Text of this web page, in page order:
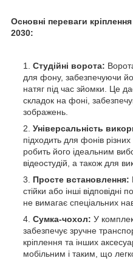
Основні переваги
2030:
Студійні ворота:
для фону, забезпечуючи
натяг під час зйомки. Це
складок на фоні,
зображень.
Універсальність
підходить для фонів
робить його ідеальним
відеостудій, а також для
Просте встановлення:
стійки або інші відповідні
не вимагає спеціальних
Сумка-чохол: У
забезпечує зручне
кріплення та інших
мобільним і таким, що